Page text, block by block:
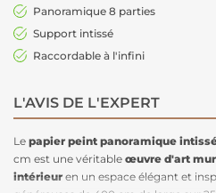
Panoramique 8 parties
Support intissé
Raccordable à l'infini
L'AVIS DE L'EXPERT
Le papier peint panoramique
cm est une véritable œuvre d'art
intérieur en un espace élégant et